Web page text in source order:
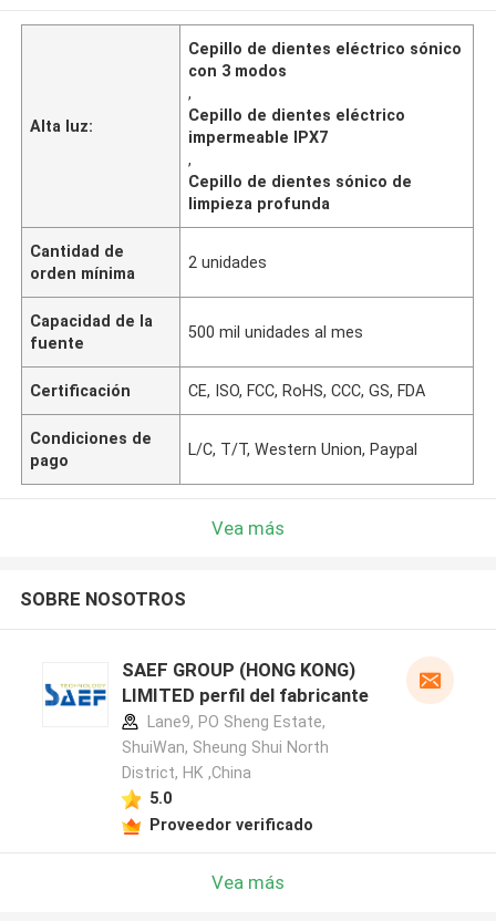
Alta luz:
Cepillo de dientes eléctrico sónico
con 3 modos
,
Cepillo de dientes eléctrico
impermeable IPX7
,
Cepillo de dientes sónico de
limpieza profunda
Cantidad de
orden mínima
2 unidades
Capacidad de la
fuente
500 mil unidades al mes
Certificación CE, ISO, FCC, RoHS, CCC, GS, FDA
Condiciones de
pago
L/C, T/T, Western Union, Paypal
Vea más
SOBRE NOSOTROS
SAEF GROUP (HONG KONG)
LIMITED perfil del fabricante
Lane9, PO Sheng Estate,
ShuiWan, Sheung Shui North
District, HK ,China
5.0
Proveedor verificado
Vea más